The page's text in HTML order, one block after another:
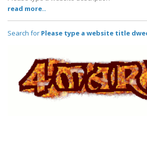
read more..
Search for Please type a website title